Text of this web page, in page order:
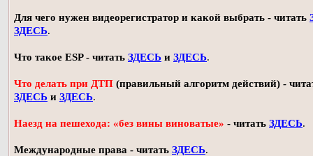
Для чего нужен видеорегистратор и какой выбрать - читать
ЗДЕСЬ.
Что такое ESP - читать ЗДЕСЬ и ЗДЕСЬ.
Что делать при ДТП (правильный алгоритм действий) -
ЗДЕСЬ и ЗДЕСЬ.
Наезд на пешехода: «без вины виноватые» - читать ЗДЕСЬ.
Международные права - читать ЗДЕСЬ.